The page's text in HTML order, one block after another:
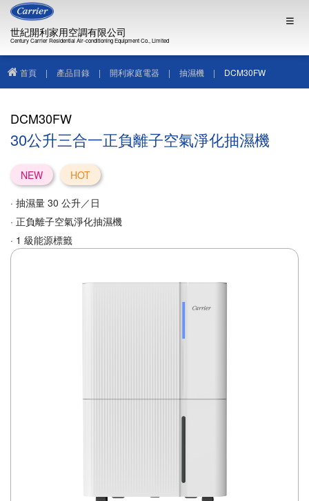
世紀開利家用空調有限公司
Century Carrier Residential Air-conditioning Equipment Co., Limited
首頁 | 產品目錄 | 開利家庭電器 | 抽濕機 | DCM30FW
DCM30FW
30公升三合一正負離子空氣淨化抽濕機
NEW
HOT
· 抽濕量 30 公升／日
· 正負離子空氣淨化抽濕機
· 1 級能源標籤